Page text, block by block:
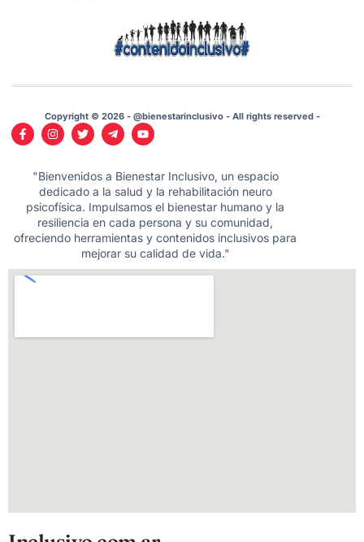
Copyright © 2026 - @bienestarinclusivo - All rights reserved -
"Bienvenidos a Bienestar Inclusivo, un espacio
dedicado a la salud y la rehabilitación neuro
psicofísica. Impulsamos el bienestar humano y la
resiliencia en cada persona y su comunidad,
ofreciendo herramientas y contenidos inclusivos para
mejorar su calidad de vida."